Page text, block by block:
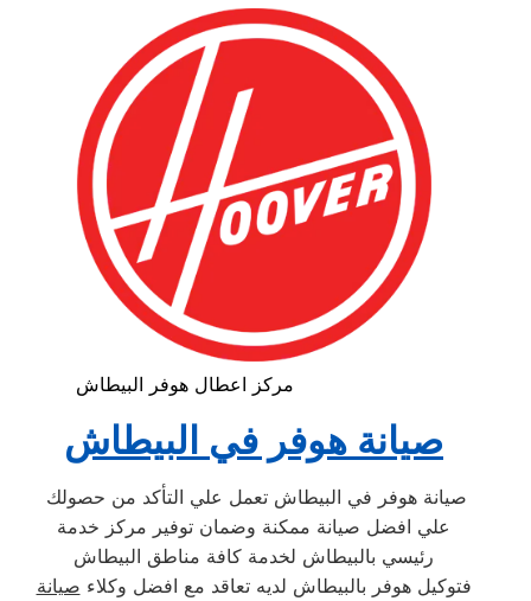
مركز اعطال هوفر البيطاش
صيانة هوفر في البيطاش
علي افضل صيانة ممكنة وضمان توفير مركز خدمة
رئيسي بالبيطاش لخدمة كافة مناطق البيطاش
فتوكيل هوفر بالبيطاش لديه تعاقد مع افضل وكلاء صيانة